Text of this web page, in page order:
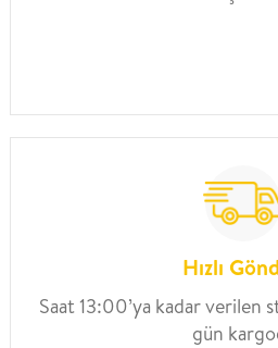
Hızlı
Saat 13:00’ya kadar verilen
gün